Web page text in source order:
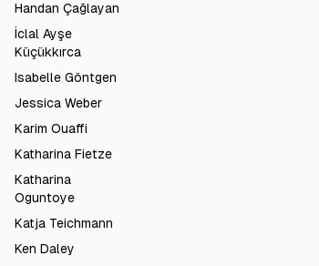
Handan Çağlayan
İclal Ayşe
Küçükkırca
Isabelle Göntgen
Jessica Weber
Karim Ouaffi
Katharina Fietze
Katharina
Oguntoye
Katja Teichmann
Ken Daley